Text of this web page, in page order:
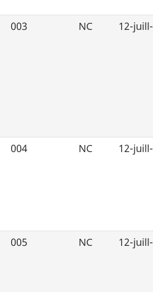
003 NC 12-
004 NC 12-
005 NC 12-